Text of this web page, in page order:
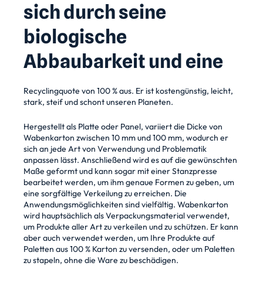
sich durch seine
biologische
Abbaubarkeit und eine
Recyclingquote von 100 % aus. Er ist kostengünstig, leicht,
stark, steif und schont unseren Planeten.
Hergestellt als Platte oder Panel, variiert die Dicke von
Wabenkarton zwischen 10 mm und 100 mm, wodurch er
sich an jede Art von Verwendung und Problematik
anpassen lässt. Anschließend wird esauf die gewünschten
Maße geformt und kann sogar mit einer Stanzpresse
bearbeitet werden, umihm genaue Formen zu geben, um
eine sorgfältige Verkeilung zu erreichen. Die
Anwendungsmöglichkeiten sind vielfältig. Wabenkarton
wird hauptsächlich alsVerpackungsmaterial verwendet,
um Produkte aller Art zu verkeilen und zu schützen. Er kann
aberauch verwendet werden, um Ihre Produkte auf
Paletten aus 100 % Karton zu versenden, oder um Paletten
zu stapeln, ohne die Ware zu beschädigen.